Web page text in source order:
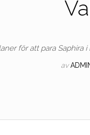
för att para Saphira
av